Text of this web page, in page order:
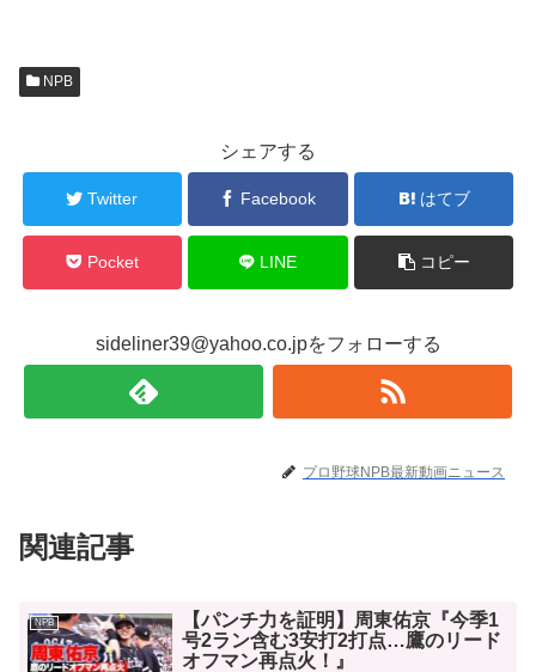
NPB
シェアする
Twitter Facebook はてブ
Pocket LINE コピー
sideliner39@yahoo.co.jpをフォローする
プロ野球NPB最新動画ニュース
関連記事
NPB
【パンチ力を証明】周東佑京『今季1
号2ラン含む3安打2打点…鷹のリード
オフマン再点火！』